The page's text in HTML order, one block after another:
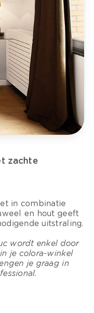
zachte
in combinatie
en hout geeft
uitstraling.
wordt enkel door
je colora-winkel
je graag in